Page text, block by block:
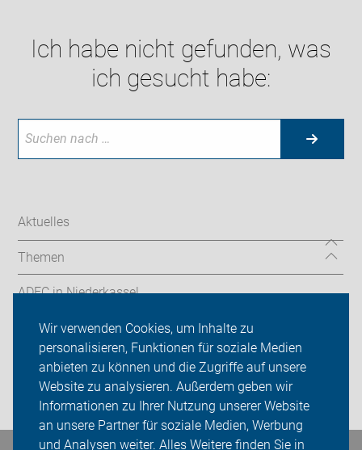
Wir verwenden Cookies, um Inhalte zu
personalisieren, Funktionen für soziale Medien
anbieten zu können und die Zugriffe auf unsere
Website zu analysieren. Außerdem geben wir
Informationen zu Ihrer Nutzung unserer Website
an unsere Partner für soziale Medien, Werbung
und Analysen weiter. Alles Weitere finden Sie in
Ich habe nicht gefunden, was
ich gesucht habe:
Aktuelles
Themen
ADFC in Niederkassel
Sei dabei
Presse
Login